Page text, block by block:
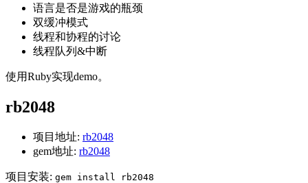
语言是否是游戏的瓶颈
双缓冲模式
线程和协程的讨论
线程队列&中断
使用Ruby实现demo。
rb2048
项目地址: rb2048
gem地址: rb2048
项目安装: gem install rb2048